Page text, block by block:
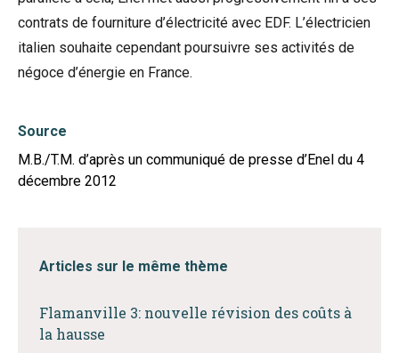
contrats de fourniture d’électricité avec EDF. L’électricien
italien souhaite cependant poursuivre ses activités de
négoce d’énergie en France.
Source
M.B./T.M. d’après un communiqué de presse d’Enel du 4
décembre 2012
Articles sur le même thème
Flamanville 3: nouvelle révision des coûts à
la hausse